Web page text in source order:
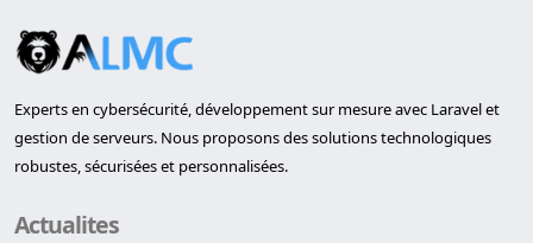
Experts en cybersécurité, développement sur mesure avec Laravel et
gestion de serveurs. Nous proposons des solutions technologiques
robustes, sécurisées et personnalisées.
Actualites